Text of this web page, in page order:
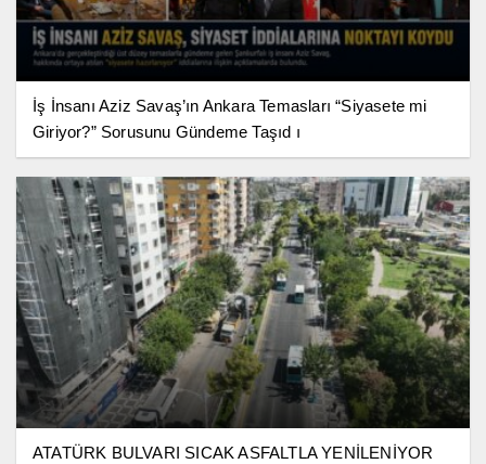
İş İnsanı Aziz Savaş’ın Ankara Temasları “Siyasete mi
Giriyor?” Sorusunu Gündeme Taşıd ı
ATATÜRK BULVARI SICAK ASFALTLA YENİLENİYOR